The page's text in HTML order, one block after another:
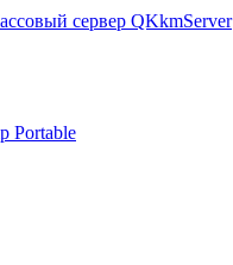
сервер QKkmServer
Portable